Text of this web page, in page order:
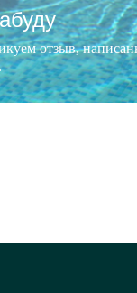
отзыв,